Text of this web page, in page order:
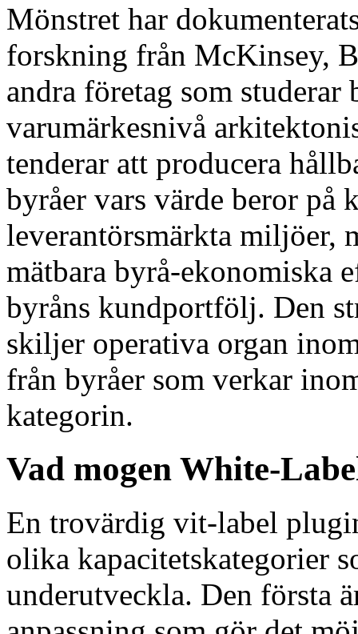
Mönstret har
forskning från McKinsey,
andra företag som
varumärkesnivå
tenderar att producera
byråer vars värde beror
leverantörsmärkta miljöer,
mätbara byrå-ekonomiska
byråns kundportfölj. Den
skiljer operativa organ
från byråer som verkar
kategorin.
Vad mogen White-
En trovärdig vit-label
olika kapacitetskategorier
underutveckla. Den första